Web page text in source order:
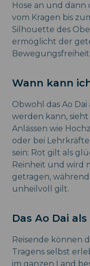
Hose an und dann
vom Kragen bis
Silhouette des
ermöglicht der
Bewegungsfreiheit.
Wann kann
Obwohl das Ao
werden kann,
Anlässen wie
oder bei
sein: Rot gilt als
Reinheit und wird
getragen,
unheilvoll gilt.
Das Ao Dai
Reisende können
Tragens selbst
im ganzen Land